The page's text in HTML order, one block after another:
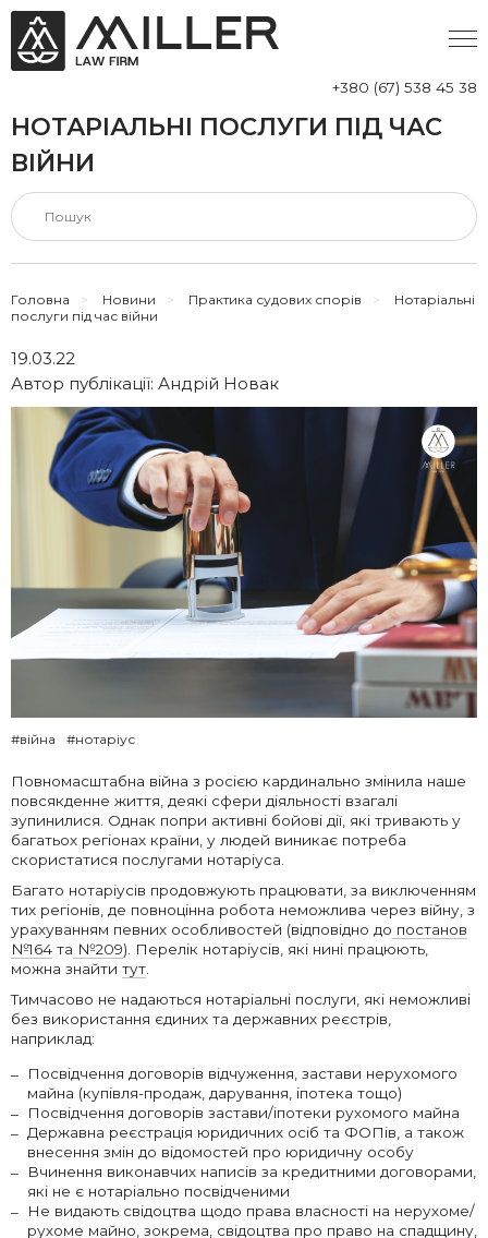
+380 (67) 538 45 38
НОТАРІАЛЬНІ ПОСЛУГИ ПІД ЧАС
ВІЙНИ
Головна > Новини > Практика судових спорів >
Нотаріальні
послуги під час війни
19.03.22
Автор публікації: Андрій Новак
#війна #нотаріус
Повномасштабна війна з росією кардинально змінила наше
повсякденне життя, деякі сфери діяльності взагалі
зупинилися. Однак попри активні бойові дії, які тривають у
багатьох регіонах країни, у людей виникає потреба
скористатися послугами нотаріуса.
Багато нотаріусів продовжують працювати, за виключенням
тих регіонів, де повноцінна робота неможлива через війну, з
урахуванням певних особливостей (відповідно до постанов
№164 та №209). Перелік нотаріусів, які нині працюють,
можна знайти тут.
Тимчасово не надаються нотаріальні послуги, які неможливі
без використання єдиних та державних реєстрів,
наприклад:
Посвідчення договорів відчуження, застави нерухомого
майна (купівля-продаж, дарування, іпотека тощо)
Посвідчення договорів застави/іпотеки рухомого майна
Державна реєстрація юридичних осіб та ФОПів, а також
внесення змін до відомостей про юридичну особу
Вчинення виконавчих написів за кредитними договорами,
які не є нотаріально посвідченими
Не видають свідоцтва щодо права власності на нерухоме/
рухоме майно, зокрема, свідоцтва про право на спадщину,